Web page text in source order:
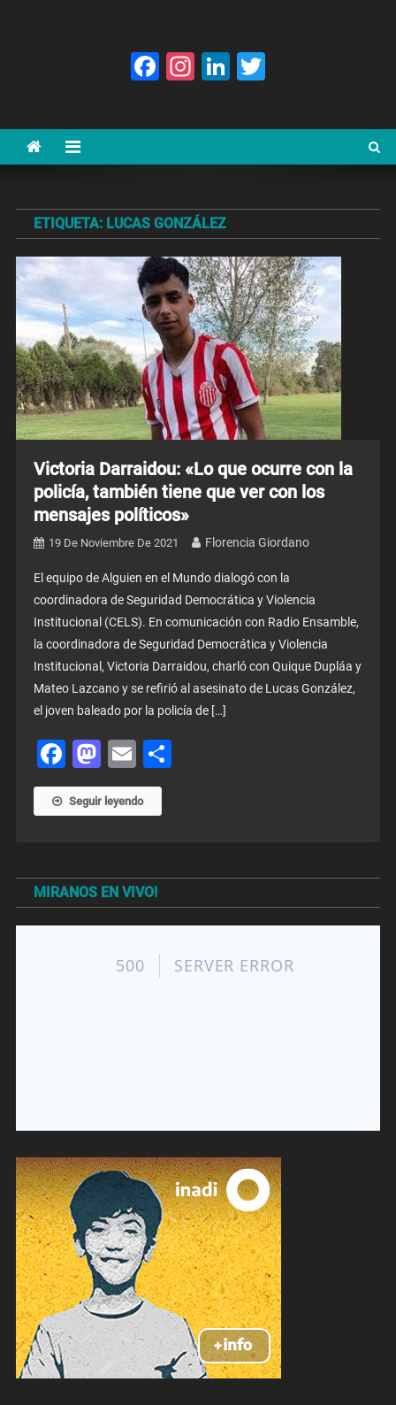
Facebook
Instagram
LinkedIn
ETIQUETA: LUCAS GONZÁLEZ
Victoria Darraidou: «Lo que ocurre con la
policía, también tiene que ver con los
mensajes políticos»
19 De Noviembre De 2021 Florencia Giordano
El equipo de Alguien en el Mundo dialogó con la
coordinadora de Seguridad Democrática y Violencia
Institucional (CELS). En comunicación con Radio Ensamble,
la coordinadora de Seguridad Democrática y Violencia
Institucional, Victoria Darraidou, charló con Quique Dupláa y
Mateo Lazcano y se refirió al asesinato de Lucas González,
el joven baleado por la policía de […]
Facebook
Mastodon
EmailShare
Seguir leyendo
MIRANOS EN VIVO!